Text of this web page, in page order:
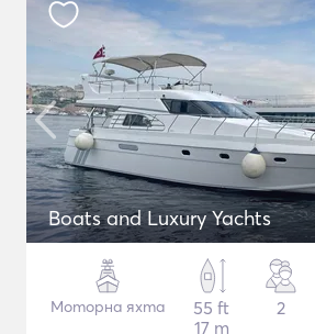
Boats and Luxury Yachts
Моторна яхта
55 ft
17 m
2